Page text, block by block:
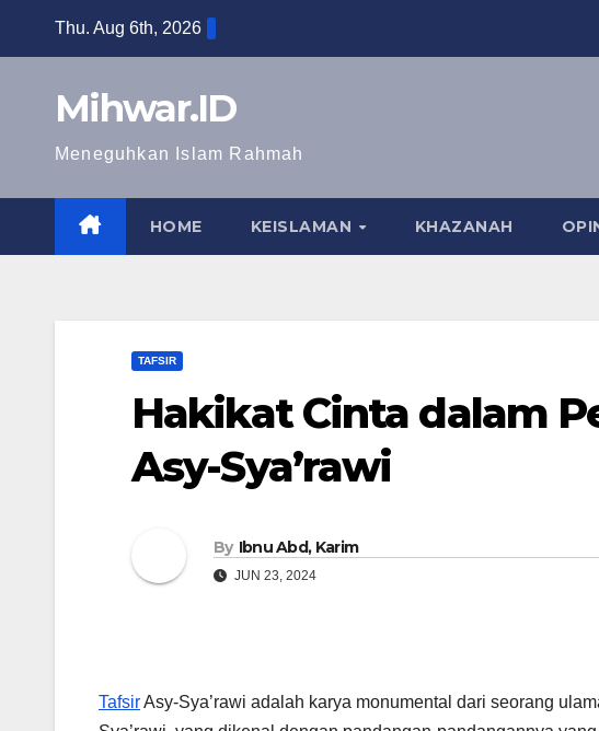
Thu. Aug 6th, 2026
Mihwar.ID
Meneguhkan Islam Rahmah
HOME KEISLAMAN KHAZANAH
TAFSIR
Hakikat Cinta dalam
Asy-Sya’rawi
By Ibnu Abd, Karim
JUN 23, 2024
TafsirAsy-Sya’rawi adalah karya monumental dari seorang